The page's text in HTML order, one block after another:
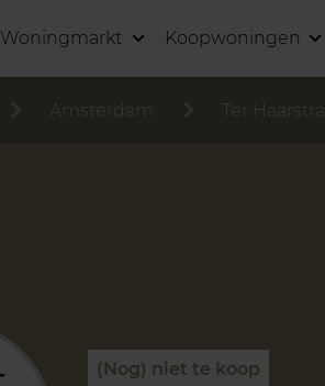
Woningmarkt Koopwoningen
Amsterdam Ter
(Nog) niet te koop